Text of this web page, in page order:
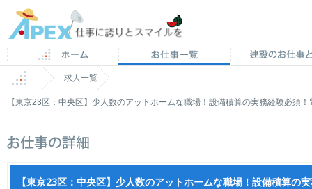
求人一覧
【東京23区：中央区】少人数のアットホームな職場！設備積算の実務経験必須
【東京23区：中央区】少人数のアットホームな職場！設備積算の